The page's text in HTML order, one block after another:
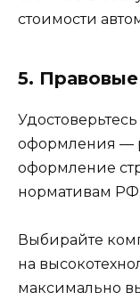
стоимости
5.
оформления —
оформление
нормативам РФ.
Выбирайте
на
максимально